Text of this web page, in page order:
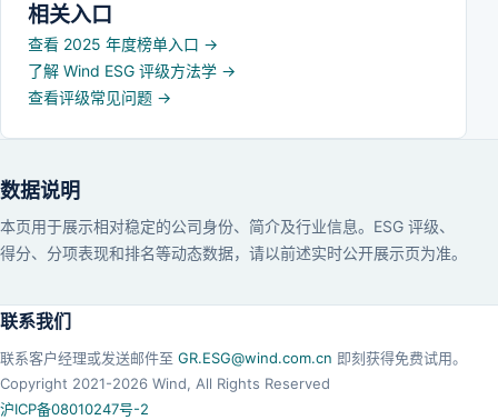
相关入口
查看 2025 年度榜单入口 →
了解 Wind ESG 评级方法学 →
查看评级常见问题 →
数据说明
本页用于展示相对稳定的公司身份、简介及行业信息。ESG 评级、
得分、分项表现和排名等动态数据，请以前述实时公开展示页为准。
联系我们
联系客户经理或发送邮件至 GR.ESG@wind.com.cn 即刻获得免费试用。
Copyright 2021-2026 Wind, All Rights Reserved
沪ICP备08010247号-2